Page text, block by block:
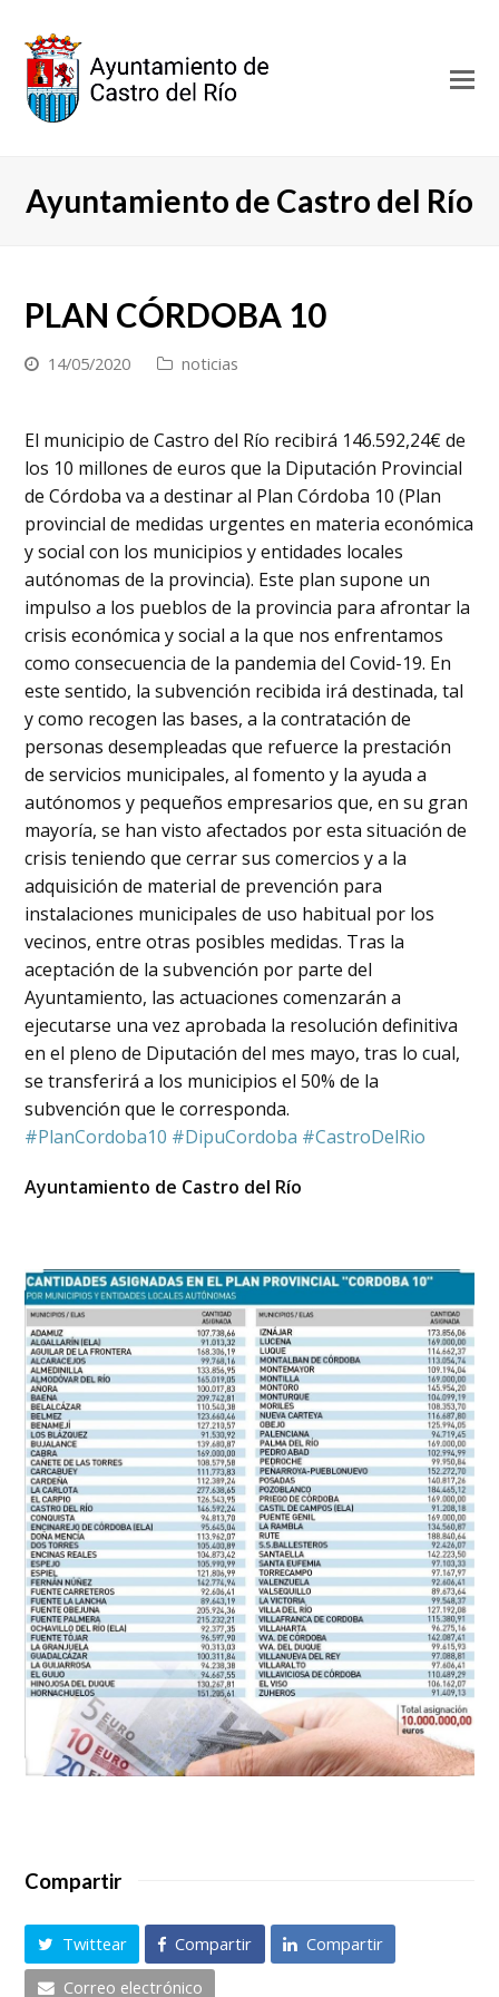
Ayuntamiento de Castro del Río
PLAN CÓRDOBA 10
14/05/2020 noticias
El municipio de Castro del Río recibirá 146.592,24€ de
los 10 millones de euros que la Diputación Provincial
de Córdoba va a destinar al Plan Córdoba 10 (Plan
provincial de medidas urgentes en materia económica
y social con los municipios y entidades locales
autónomas de la provincia). Este plan supone un
impulso a los pueblos de la provincia para afrontar la
crisis económica y social a la que nos enfrentamos
como consecuencia de la pandemia del Covid-19. En
este sentido, la subvención recibida irá destinada, tal
y como recogen las bases, a la contratación de
personas desempleadas que refuerce la prestación
de servicios municipales, al fomento y la ayuda a
autónomos y pequeños empresarios que, en su gran
mayoría, se han visto afectados por esta situación de
crisis teniendo que cerrar sus comercios y a la
adquisición de material de prevención para
instalaciones municipales de uso habitual por los
vecinos, entre otras posibles medidas. Tras la
aceptación de la subvención por parte del
Ayuntamiento, las actuaciones comenzarán a
ejecutarse una vez aprobada la resolución definitiva
en el pleno de Diputación del mes mayo, tras lo cual,
se transferirá a los municipios el 50% de la
subvención que le corresponda.
#PlanCordoba10 #DipuCordoba #CastroDelRio
Ayuntamiento de Castro del Río
Compartir
Twittear Compartir
Compartir
Correo electrónico